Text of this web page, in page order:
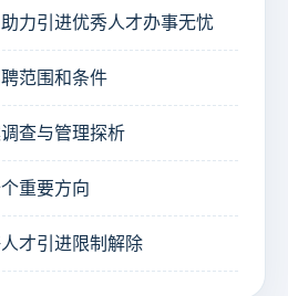
力引进优秀人才办事无忧
范围和条件
查与管理探析
重要方向
才引进限制解除